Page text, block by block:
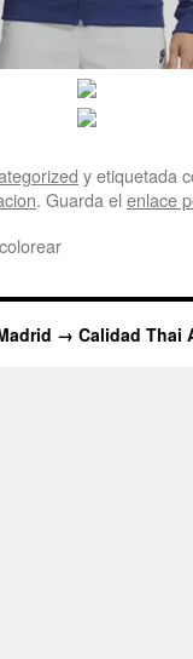
y etiquetada
. Guarda el enlace
→ Calidad Thai